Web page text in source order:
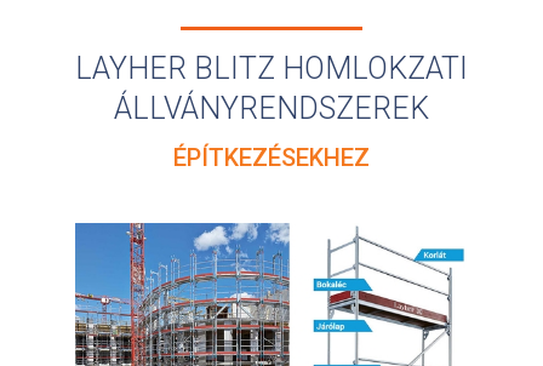
LAYHER BLITZ HOMLOKZATI
ÁLLVÁNYRENDSZEREK
ÉPÍTKEZÉSEKHEZ